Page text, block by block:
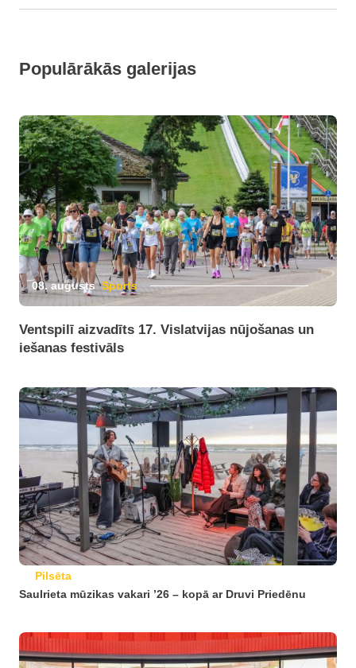
Populārākās galerijas
08. augusts Sports
Ventspilī aizvadīts 17. Vislatvijas nūjošanas un
iešanas festivāls
Pilsēta
Saulrieta mūzikas vakari ’26 – kopā ar Druvi Priedēnu